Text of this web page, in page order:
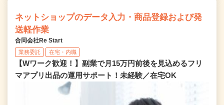
ネットショップのデータ入力・商品登録および発
送軽作業
合同会社Re Start
業務委託 在宅・内職
【Wワーク歓迎！】副業で月15万円前後を見込めるフリ
マアプリ出品の運用サポート！未経験／在宅OK